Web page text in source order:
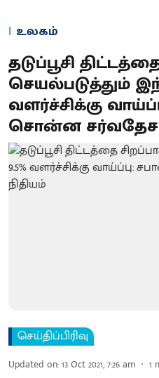
உலகம்
தடுப்பூசி
செயல்படுத்தும்
வளர்ச்சிக்கு
சொன்ன சர்வதேச
செய்திப்பிரிவு
Updated on:13 Oct 2021, 7:26 am 1